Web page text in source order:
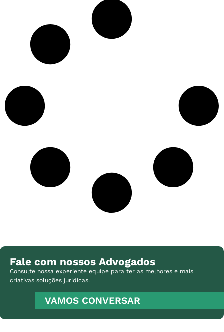
Fale com nossos Advogados
Consulte nossa experiente equipe para ter as melhores e mais
criativas soluções jurídicas.
VAMOS CONVERSAR